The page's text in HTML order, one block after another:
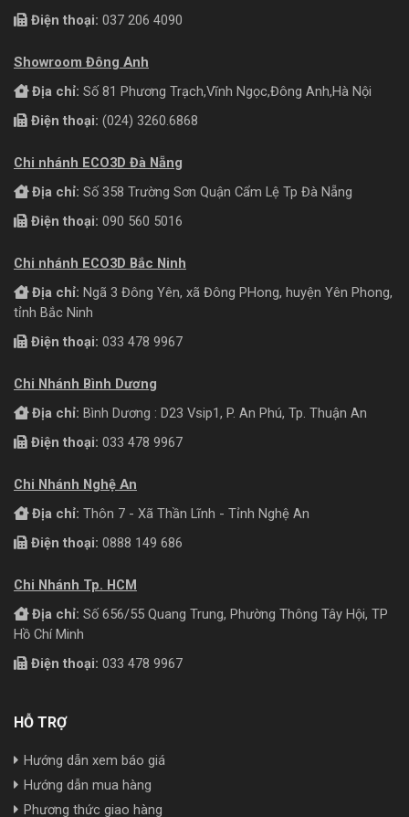
Điện thoại: 037 206 4090
Showroom Đông Anh
Địa chỉ: Số 81 Phương Trạch,Vĩnh Ngọc,Đông Anh,Hà Nội
Điện thoại: (024) 3260.6868
Chi nhánh ECO3D Đà Nẵng
Địa chỉ: Số 358 Trường Sơn Quận Cẩm Lệ Tp Đà Nẵng
Điện thoại: 090 560 5016
Chi nhánh ECO3D Bắc Ninh
Địa chỉ: Ngã 3 Đông Yên, xã Đông PHong, huyện Yên Phong,
tỉnh Bắc Ninh
Điện thoại: 033 478 9967
Chi Nhánh Bình Dương
Địa chỉ: Bình Dương : D23 Vsip1, P. An Phú, Tp. Thuận An
Điện thoại: 033 478 9967
Chi Nhánh Nghệ An
Địa chỉ: Thôn 7 - Xã Thần Lĩnh - Tỉnh Nghệ An
Điện thoại: 0888 149 686
Chi Nhánh Tp. HCM
Địa chỉ: Số 656/55 Quang Trung, Phường Thông Tây Hội, TP
Hồ Chí Minh
Điện thoại: 033 478 9967
HỖ TRỢ
Hướng dẫn xem báo giá
Hướng dẫn mua hàng
Phương thức giao hàng